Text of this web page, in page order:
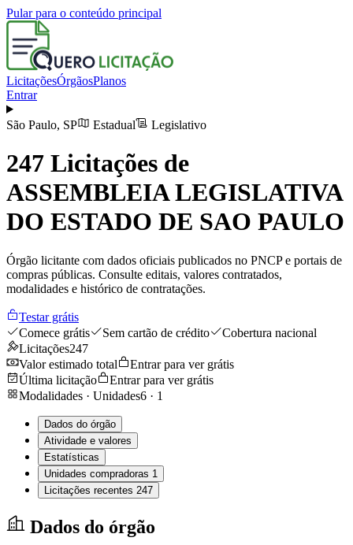
Pular para o conteúdo principal
LicitaçõesÓrgãosPlanos
Entrar
São Paulo, SP Estadual Legislativo
247 Licitações de
ASSEMBLEIA LEGISLATIVA
DO ESTADO DE SAO PAULO
Órgão licitante com dados oficiais publicados no PNCP e portais de
compras públicas. Consulte editais, valores contratados,
modalidades e histórico de contratações.
Testar grátis
Comece grátis
Sem cartão de crédito
Cobertura nacional
Licitações247
Valor estimado total
Entrar para ver grátis
Última licitação
Entrar para ver grátis
Modalidades · Unidades6 · 1
Dados do órgão
Atividade e valores
Estatísticas
Unidades compradoras 1
Licitações recentes 247
Dados do órgão